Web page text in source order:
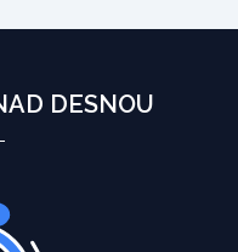
DESNOU